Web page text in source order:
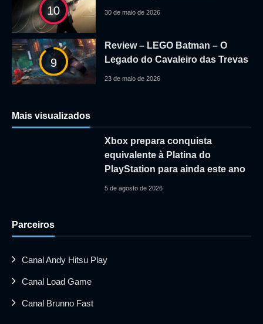
10 30 de maio de 2026
9
Review – LEGO Batman – O
Legado do Cavaleiro das Trevas
23 de maio de 2026
Mais visualizados
Xbox prepara conquista
equivalente à Platina do
PlayStation para ainda este ano
5 de agosto de 2026
Parceiros
Canal Andy Hitsu Play
Canal Load Game
Canal Brunno Fast